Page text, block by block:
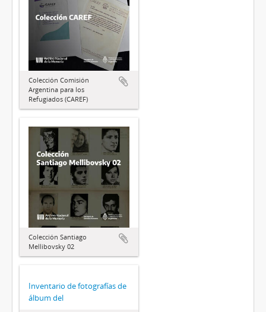
Colección Comisión
Argentina para los
Refugiados (CAREF)
Colección Santiago
Mellibovsky 02
Inventario de fotografías de
álbum del